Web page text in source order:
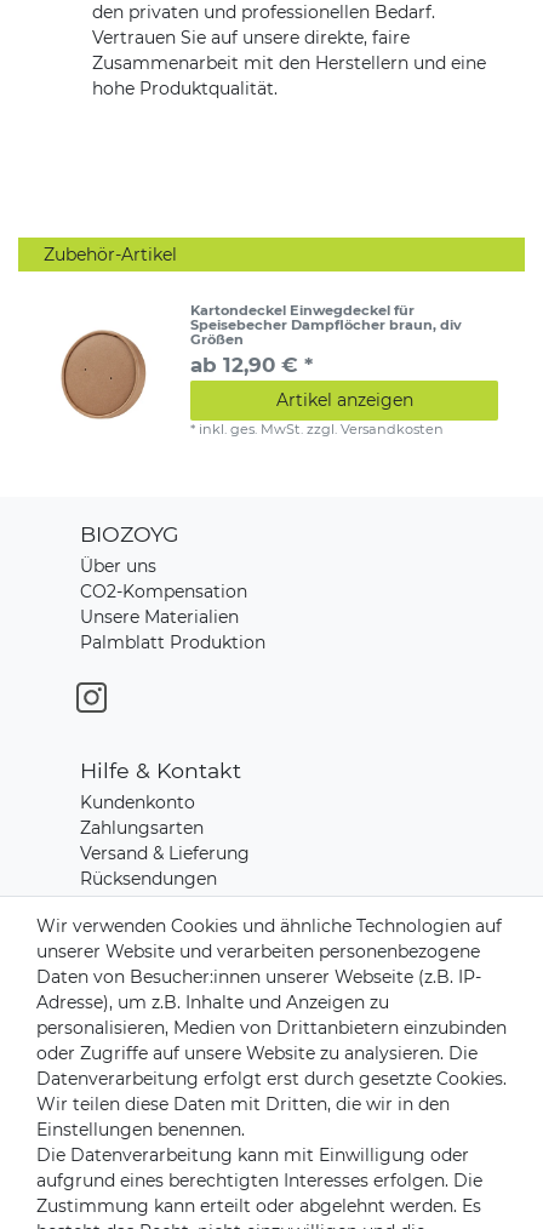
den privaten und professionellen Bedarf.
Vertrauen Sie auf unsere direkte, faire
Zusammenarbeit mit den Herstellern und eine
hohe Produktqualität.
Zubehör-Artikel
Kartondeckel Einwegdeckel für
Speisebecher Dampflöcher braun, div
Größen
ab 12,90 € *
Artikel anzeigen
* inkl. ges. MwSt. zzgl.Versandkosten
BIOZOYG
Über uns
CO2-Kompensation
Unsere Materialien
Palmblatt Produktion
Hilfe & Kontakt
Kundenkonto
Zahlungsarten
Versand & Lieferung
Rücksendungen
Kontakt zu uns
Zahlungsanbieter
Versandpartner
Wir verwenden Cookies und ähnliche Technologien auf
unserer Website und verarbeiten personenbezogene
Daten von Besucher:innen unserer Webseite (z.B. IP-
Adresse), um z.B. Inhalte und Anzeigen zu
personalisieren, Medien von Drittanbietern einzubinden
oder Zugriffe auf unsere Website zu analysieren. Die
Datenverarbeitung erfolgt erst durch gesetzte Cookies.
Wir teilen diese Daten mit Dritten, die wir in den
Einstellungen benennen.
Die Datenverarbeitung kann mit Einwilligung oder
aufgrund eines berechtigten Interesses erfolgen. Die
Zustimmung kann erteilt oder abgelehnt werden. Es